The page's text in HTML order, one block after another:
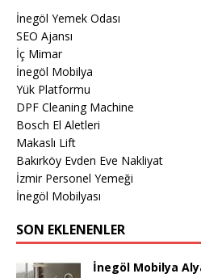
İnegöl Yemek Odası
SEO Ajansı
İç Mimar
İnegöl Mobilya
Yük Platformu
DPF Cleaning Machine
Bosch El Aletleri
Makaslı Lift
Bakırköy Evden Eve Nakliyat
İzmir Personel Yemeği
İnegöl Mobilyası
SON EKLENENLER
İnegöl Mobilya